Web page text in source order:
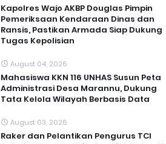
Kapolres Wajo AKBP Douglas Pimpin
Pemeriksaan Kendaraan Dinas dan
Ransis, Pastikan Armada Siap Dukung
Tugas Kepolisian
August 04, 2026
Mahasiswa KKN 116 UNHAS Susun Peta
Administrasi Desa Marannu, Dukung
Tata Kelola Wilayah Berbasis Data
August 03, 2026
Raker dan Pelantikan Pengurus TCI